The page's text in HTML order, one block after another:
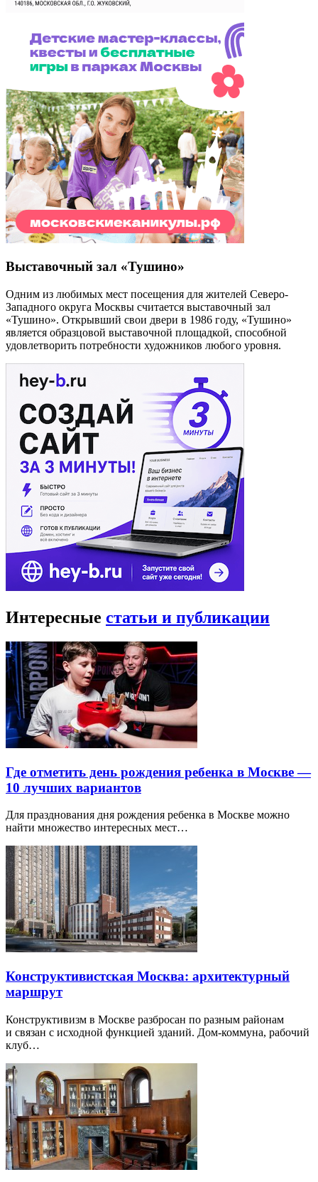
Выставочный зал «Тушино»
Одним из любимых мест посещения для жителей Северо-
Западного округа Москвы считается выставочный зал
«Тушино». Открывший свои двери в 1986 году, «Тушино»
является образцовой выставочной площадкой, способной
удовлетворить потребности художников любого уровня.
Интересные статьи и публикации
Где отметить день рождения ребенка в Москве —
10 лучших вариантов
Для празднования дня рождения ребенка в Москве можно
найти множество интересных мест…
Конструктивистская Москва: архитектурный
маршрут
Конструктивизм в Москве разбросан по разным районам
и связан с исходной функцией зданий. Дом-коммуна, рабочий
клуб…